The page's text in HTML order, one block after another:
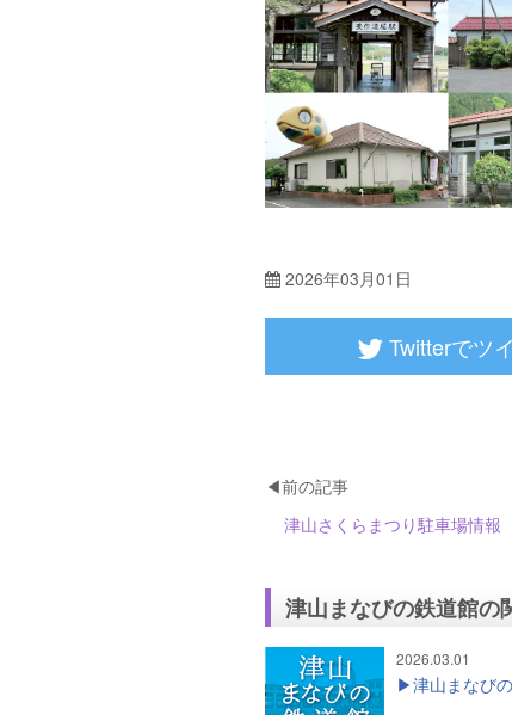
2026年03月01日
Twitterでツ
津山さくらまつり駐車場情報
津山まなびの鉄道館の
2026.03.01
津山まなび